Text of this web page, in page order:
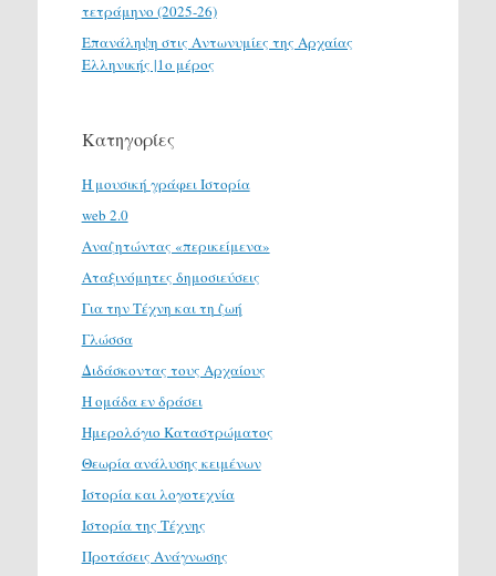
τετράμηνο (2025-26)
Επανάληψη στις Αντωνυμίες της Αρχαίας
Ελληνικής |1ο μέρος
Κατηγορίες
H μουσική γράφει Ιστορία
web 2.0
Αναζητώντας «περικείμενα»
Αταξινόμητες δημοσιεύσεις
Για την Τέχνη και τη ζωή
Γλώσσα
Διδάσκοντας τους Αρχαίους
Η ομάδα εν δράσει
Ημερολόγιο Καταστρώματος
Θεωρία ανάλυσης κειμένων
Ιστορία και λογοτεχνία
Ιστορία της Τέχνης
Προτάσεις Ανάγνωσης